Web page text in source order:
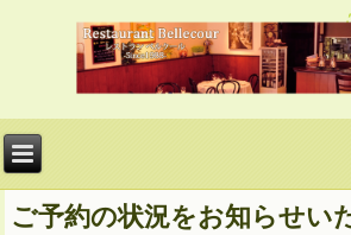
ご予約の状況をお知らせい